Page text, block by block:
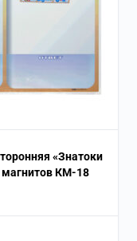
«Знатоки
магнитов КМ-18